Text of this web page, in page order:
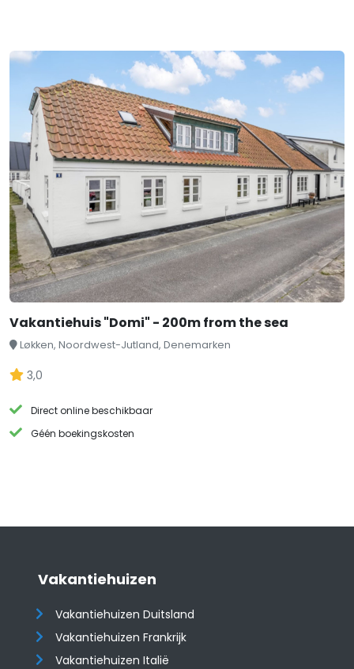
Vakantiehuis "Domi" - 200m from the sea
Løkken, Noordwest-Jutland, Denemarken
3,0
Direct online beschikbaar
Géén boekingskosten
Vakantiehuizen
Vakantiehuizen Duitsland
Vakantiehuizen Frankrijk
Vakantiehuizen Italië